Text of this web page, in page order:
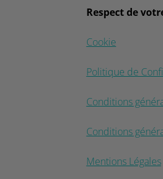
Respect de
Cookie
Politique de
Conditions
Conditions
Mentions Légales